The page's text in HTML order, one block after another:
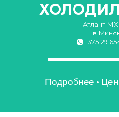
Атлант МХ
в
+375 29
Подробнее ·